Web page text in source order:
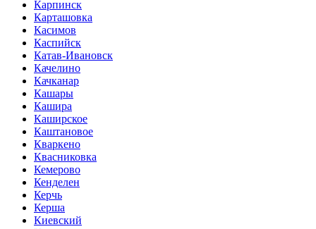
Карпинск
Карташовка
Касимов
Каспийск
Катав-Ивановск
Качелино
Качканар
Кашары
Кашира
Каширское
Каштановое
Кваркено
Квасниковка
Кемерово
Кенделен
Керчь
Керша
Киевский